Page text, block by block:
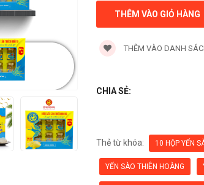
THÊM VÀO DANH
CHIA SẺ:
Thẻ từ khóa: 10 HỘP YẾN
YẾN SÀO THIÊN HOÀNG